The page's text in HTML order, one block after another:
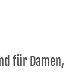
für Damen,